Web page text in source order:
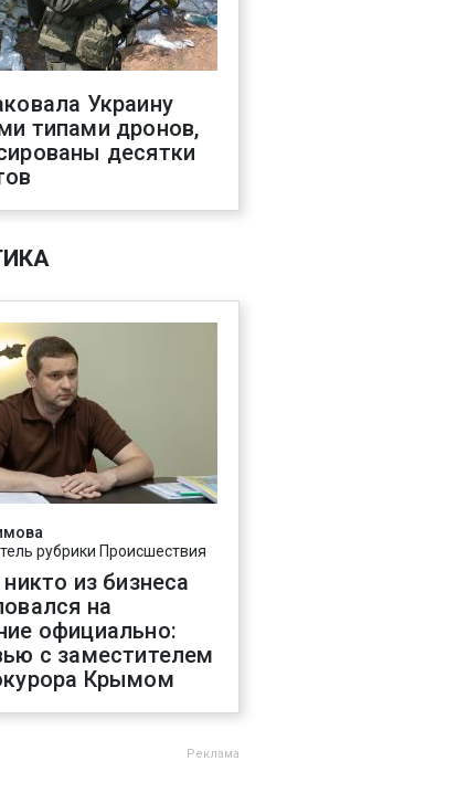
Украину
типами дронов,
десятки
рубрики Происшествия
из бизнеса
на
официально:
с заместителем
Крымом